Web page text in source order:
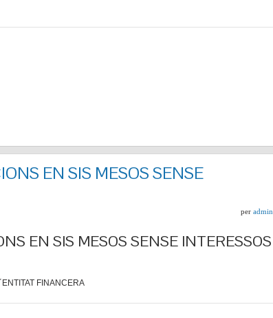
EN SIS MESOS SENSE
per admin
EN SIS MESOS SENSE INTERESSOS
FINANCERA